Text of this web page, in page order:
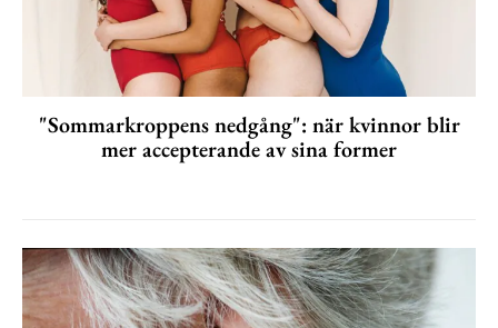
"Sommarkroppens nedgång": när kvinnor blir
mer accepterande av sina former